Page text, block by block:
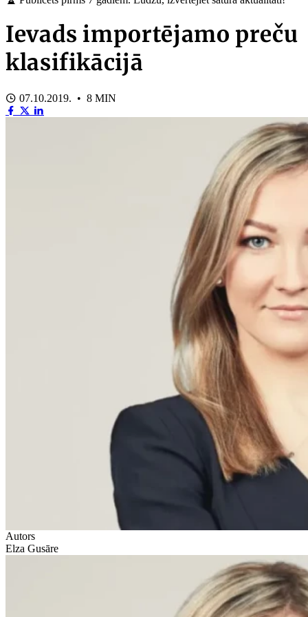
Ievads importējamo preču
klasifikācijā
07.10.2019. • 8 MIN
Autors
Elza Gusāre